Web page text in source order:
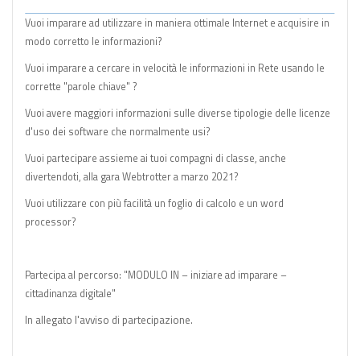
Vuoi imparare ad utilizzare in maniera ottimale Internet e acquisire in
modo corretto le informazioni?
Vuoi imparare a cercare in velocità le informazioni in Rete usando le
corrette "parole chiave" ?
Vuoi avere maggiori informazioni sulle diverse tipologie delle licenze
d'uso dei software che normalmente usi?
Vuoi partecipare assieme ai tuoi compagni di classe, anche
divertendoti, alla gara Webtrotter a marzo 2021?
Vuoi utilizzare con più facilità un foglio di calcolo e un word
processor?
Partecipa al percorso: "MODULO IN – iniziare ad imparare –
cittadinanza digitale"
In allegato l'avviso di partecipazione.